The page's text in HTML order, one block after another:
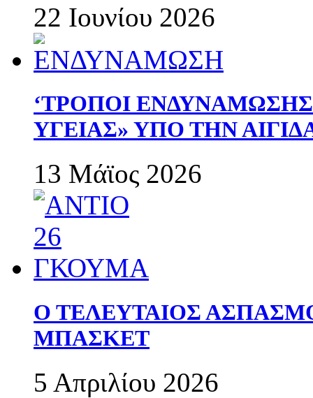
22 Ιουνίου 2026
‘ΤΡΟΠΟΙ
ΥΓΕΙΑΣ» ΥΠΟ ΤΗΝ
13 Μάϊος 2026
Ο ΤΕΛΕΥΤΑΙΟΣ
ΜΠΑΣΚΕΤ
5 Απριλίου 2026